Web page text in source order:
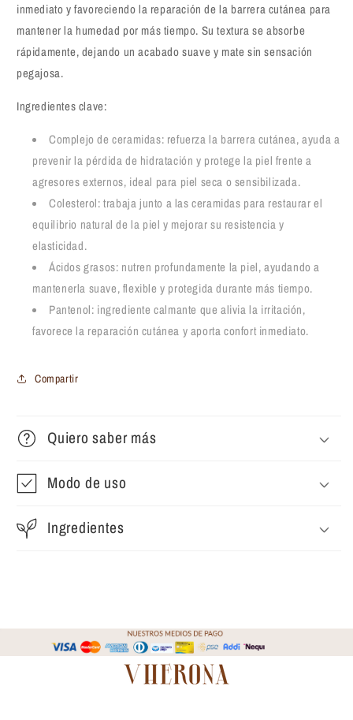
inmediato y favoreciendo la reparación de la barrera cutánea para
mantener la humedad por más tiempo. Su textura se absorbe
rápidamente, dejando un acabado suave y mate sin sensación
pegajosa.
Ingredientes clave:
Complejo de ceramidas: refuerza la barrera cutánea, ayuda a
prevenir la pérdida de hidratación y protege la piel frente a
agresores externos, ideal para piel seca o sensibilizada.
Colesterol: trabaja junto a las ceramidas para restaurar el
equilibrio natural de la piel y mejorar su resistencia y
elasticidad.
Ácidos grasos: nutren profundamente la piel, ayudando a
mantenerla suave, flexible y protegida durante más tiempo.
Pantenol: ingrediente calmante que alivia la irritación,
favorece la reparación cutánea y aporta confort inmediato.
Compartir
Quiero saber más
Modo de uso
Ingredientes